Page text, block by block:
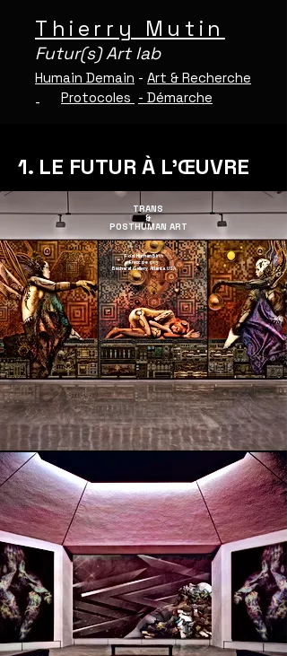
Thierry Mutin
Futur(s) Art lab
Humain Demain - Art & Recherche
-
Protocoles - Démarche
1. LE FUTUR À L’ŒUVRE
TRANS
&
POSTHUMAN ART
Post Human Birth
Frescoe 9x3.
Besharat Gallery. Atlanta. USA